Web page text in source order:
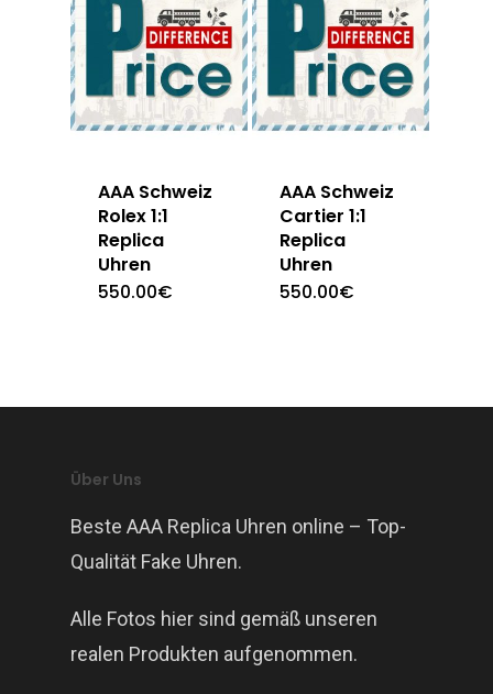
AAA Schweiz
Rolex 1:1
Replica
Uhren
550.00€
AAA Schweiz
Cartier 1:1
Replica
Uhren
550.00€
Über Uns
Beste AAA Replica Uhren online – Top-
Qualität Fake Uhren.
Alle Fotos hier sind gemäß unseren
realen Produkten aufgenommen.